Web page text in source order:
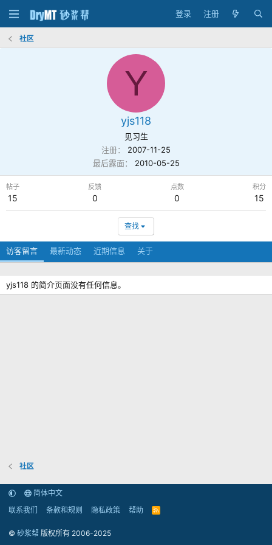
登录 注册
社区
Y
yjs118
见习生
注册
2007-11-25
最后露面
2010-05-25
帖子
15
反馈
0
点数
0
积分
15
查找
访客留言 最新动态 近期信息 关于
yjs118 的简介页面没有任何信息。
社区
简体中文
联系我们
条款和规则 隐私政策 帮助
R
© 砂浆帮 版权所有 2006-2025